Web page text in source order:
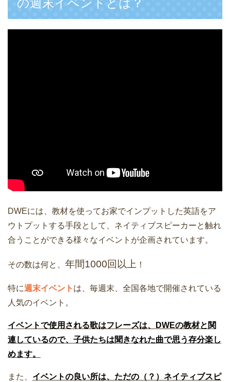
の週末イベントとは？
DWEには、教材を使ってお家でインプットした英語をア
ウトプットする手段として、ネイティブスピーカーと触れ
合うことができる様々なイベントが企画されています。
その数は何と、 年間1000回以上 ！
特に週末イベント は、毎週末、全国各地で開催されている
人気のイベント。
イベントで使用される歌はフレーズは、DWEの教材と関
連しているので、子供たちは聞きなれた曲で思う存分楽し
めます。
また、 イベントの良い所は、ただの（？）ネイティブスピ